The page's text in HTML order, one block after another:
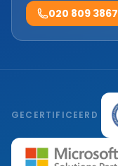
020 809 3867
GECERTIFICEERD